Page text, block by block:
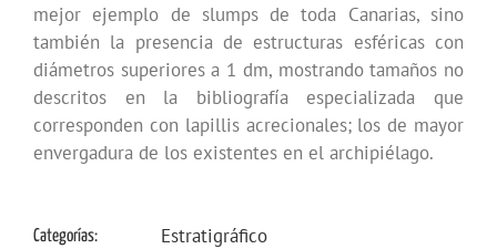
mejor ejemplo de slumps de toda Canarias, sino
también la presencia de estructuras esféricas con
diámetros superiores a 1 dm, mostrando tamaños no
descritos en la bibliografía especializada que
corresponden con lapillis acrecionales; los de mayor
envergadura de los existentes en el archipiélago.
Categorías:
Estratigráfico